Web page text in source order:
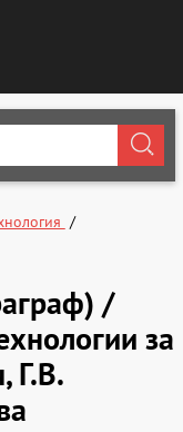
/
за
Г.В.